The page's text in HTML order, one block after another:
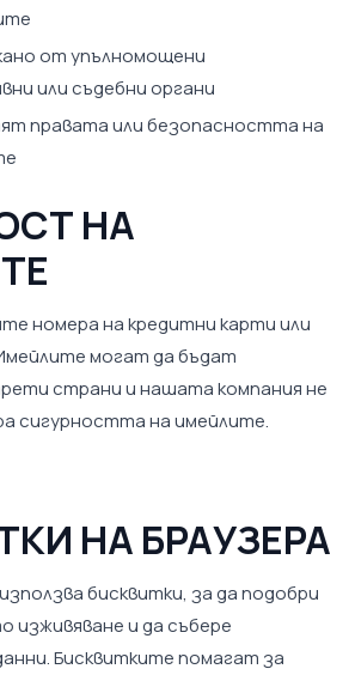
от упълномощени
или съдебни органи
правата или безопасността на
НА
номера на кредитни карти или
могат да бъдат
страни и нашата компания не
сигурността на имейлите.
НА БРАУЗЕРА
бисквитки, за да подобри
и да събере
Бисквитките помагат за